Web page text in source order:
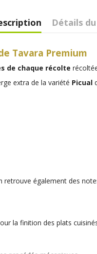
Détails
Tavara Premium
de chaque récolte
extra de la variété Picual
également des
la finition des plats